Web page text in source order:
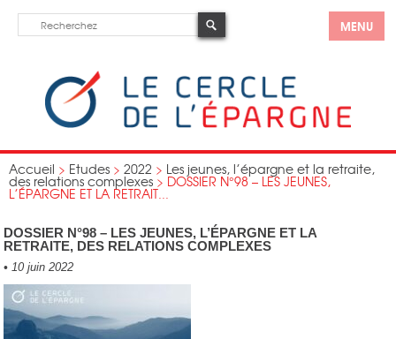
MENU
Accueil > Etudes > 2022 > Les jeunes, l’épargne et la retraite,
des relations complexes > DOSSIER N°98 – LES JEUNES,
L’ÉPARGNE ET LA RETRAIT...
DOSSIER N°98 – LES JEUNES, L’ÉPARGNE ET LA
RETRAITE, DES RELATIONS COMPLEXES
• 10 juin 2022